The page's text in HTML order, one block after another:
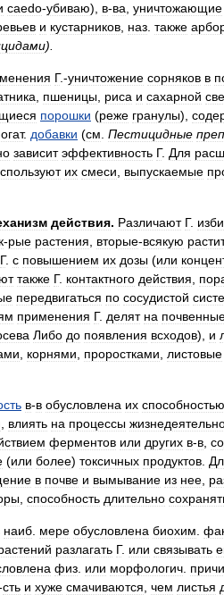
caedo-убиваю), в-ва уничтожающие
и кустарников наз также
).
Г.-уничтожение сорняков в
пшеницы риса и сахарной
порошки (реже гранулы),
. добавки (см Пестицидные
зависит эффективность Г. Для
их смеси выпускаемые
действия. Различают Г.
-рые растения вторые-всякую
Г. с повышением их дозы (или
также Г. контактного действия
передвигаться по сосудистой
применения Г. делят на
Либо до появления всходов), и
корнями проростками листовые
в-в обусловлена их способностью
влиять на процессы
ферментов или других в-в
(или более) токсичных продуктов
в почве и вымывание из нее
способность длительно
наиб мере обусловлена биохим
разлагать Г. или связывать
физ или морфологич
сть и хуже смачиваются чем листья